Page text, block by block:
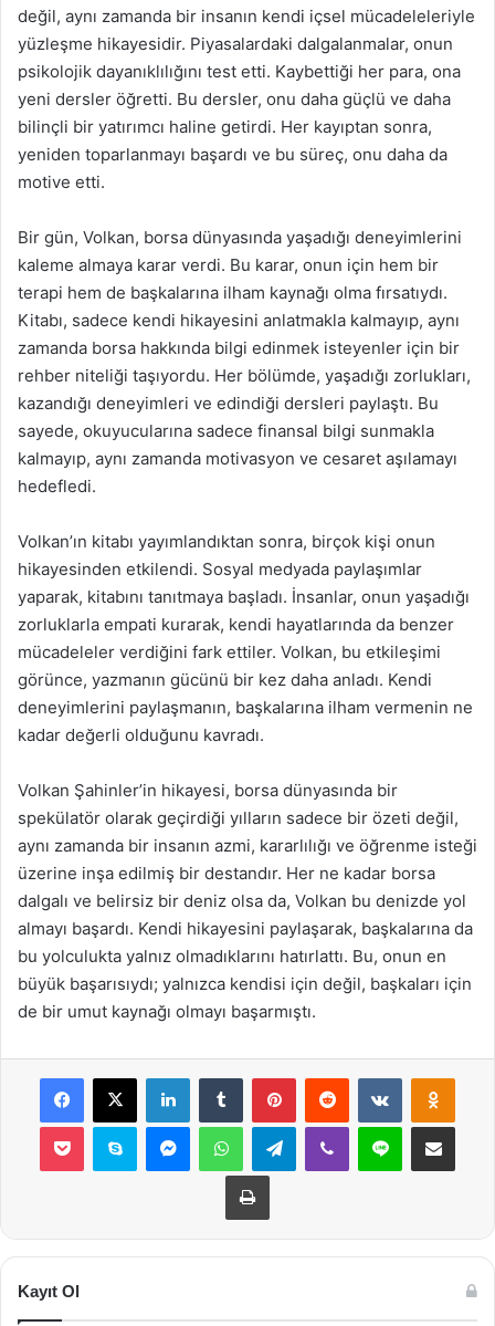
değil, aynı zamanda bir insanın kendi içsel mücadeleleriyle
yüzleşme hikayesidir. Piyasalardaki dalgalanmalar, onun
psikolojik dayanıklılığını test etti. Kaybettiği her para, ona
yeni dersler öğretti. Bu dersler, onu daha güçlü ve daha
bilinçli bir yatırımcı haline getirdi. Her kayıptan sonra,
yeniden toparlanmayı başardı ve bu süreç, onu daha da
motive etti.
Bir gün, Volkan, borsa dünyasında yaşadığı deneyimlerini
kaleme almaya karar verdi. Bu karar, onun için hem bir
terapi hem de başkalarına ilham kaynağı olma fırsatıydı.
Kitabı, sadece kendi hikayesini anlatmakla kalmayıp, aynı
zamanda borsa hakkında bilgi edinmek isteyenler için bir
rehber niteliği taşıyordu. Her bölümde, yaşadığı zorlukları,
kazandığı deneyimleri ve edindiği dersleri paylaştı. Bu
sayede, okuyucularına sadece finansal bilgi sunmakla
kalmayıp, aynı zamanda motivasyon ve cesaret aşılamayı
hedefledi.
Volkan’ın kitabı yayımlandıktan sonra, birçok kişi onun
hikayesinden etkilendi. Sosyal medyada paylaşımlar
yaparak, kitabını tanıtmaya başladı. İnsanlar, onun yaşadığı
zorluklarla empati kurarak, kendi hayatlarında da benzer
mücadeleler verdiğini fark ettiler. Volkan, bu etkileşimi
görünce, yazmanın gücünü bir kez daha anladı. Kendi
deneyimlerini paylaşmanın, başkalarına ilham vermenin ne
kadar değerli olduğunu kavradı.
Volkan Şahinler’in hikayesi, borsa dünyasında bir
spekülatör olarak geçirdiği yılların sadece bir özeti değil,
aynı zamanda bir insanın azmi, kararlılığı ve öğrenme isteği
üzerine inşa edilmiş bir destandır. Her ne kadar borsa
dalgalı ve belirsiz bir deniz olsa da, Volkan bu denizde yol
almayı başardı. Kendi hikayesini paylaşarak, başkalarına da
bu yolculukta yalnız olmadıklarını hatırlattı. Bu, onun en
büyük başarısıydı; yalnızca kendisi için değil, başkaları için
de bir umut kaynağı olmayı başarmıştı.
Facebook
X LinkedInTumblr PinterestReddit VKontakte
Pocket Skype MessengerWhatsAppTelegramViber Line E-Posta ile
Yazdır
Kayıt Ol